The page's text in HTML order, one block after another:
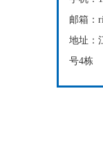
邮箱：
地址：
号4栋